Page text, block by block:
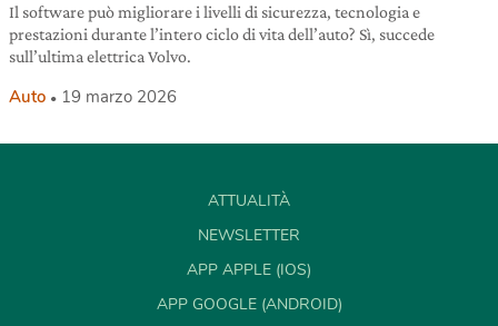
Il software può migliorare i livelli di sicurezza, tecnologia e
prestazioni durante l’intero ciclo di vita dell’auto? Sì, succede
sull’ultima elettrica Volvo.
Auto 19 marzo 2026
ATTUALITÀ
NEWSLETTER
APP APPLE (IOS)
APP GOOGLE (ANDROID)